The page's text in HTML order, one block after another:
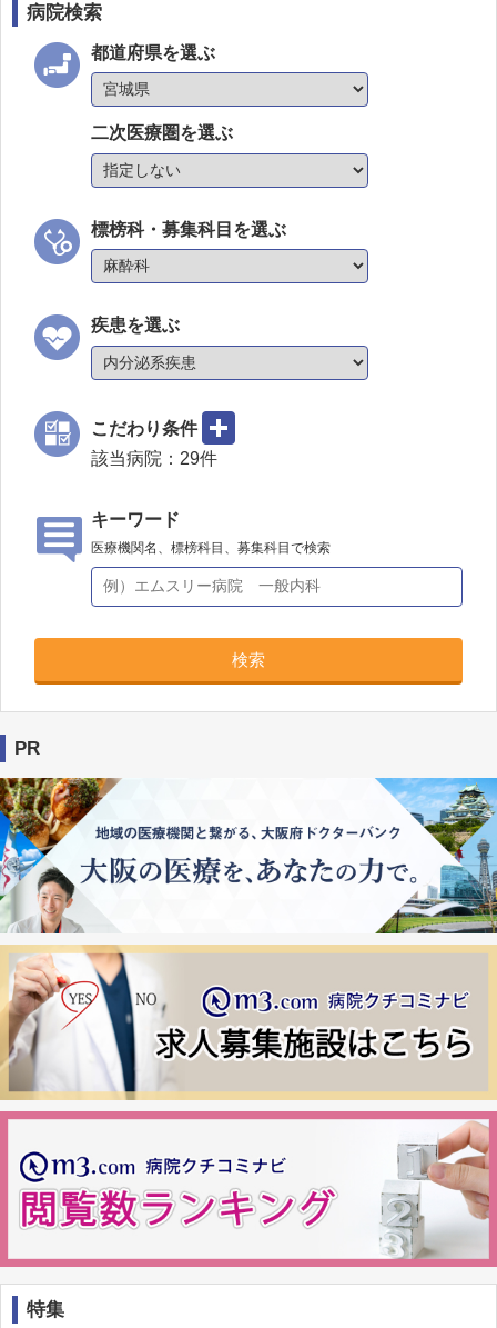
病院検索
都道府県を選ぶ
二次医療圏を選ぶ
標榜科・募集科目を選ぶ
疾患を選ぶ
こだわり条件
該当病院： 29件
キーワード
医療機関名、標榜科目、募集科目で検索
検索
PR
特集